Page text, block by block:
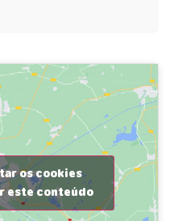
os cookies
este conteúdo